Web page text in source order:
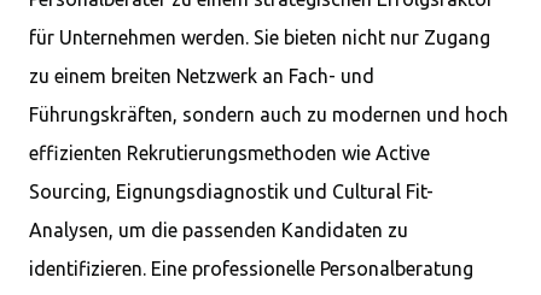
für Unternehmen werden. Sie bieten nicht nur Zugang
zu einem breiten Netzwerk an Fach- und
Führungskräften, sondern auch zu modernen und hoch
effizienten Rekrutierungsmethoden wie Active
Sourcing, Eignungsdiagnostik und Cultural Fit-
Analysen, um die passenden Kandidaten zu
identifizieren. Eine professionelle Personalberatung